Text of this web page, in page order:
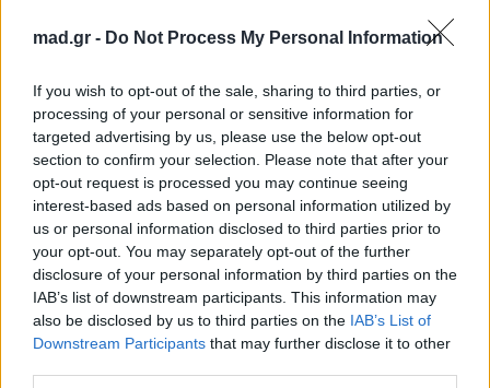
mad.gr - Do Not Process My Personal Information
If you wish to opt-out of the sale, sharing to third parties, or
processing of your personal or sensitive information for
targeted advertising by us, please use the below opt-out
section to confirm your selection. Please note that after your
opt-out request is processed you may continue seeing
interest-based ads based on personal information utilized by
us or personal information disclosed to third parties prior to
your opt-out. You may separately opt-out of the further
disclosure of your personal information by third parties on the
IAB’s list of downstream participants. This information may
also be disclosed by us to third parties on the IAB’s List of
Downstream Participants that may further disclose it to other
Mad.gr στο Google
News
Ακολουθήστε το
Mad.gr στο MSN
Μοιράσου αυτό το άρθρο